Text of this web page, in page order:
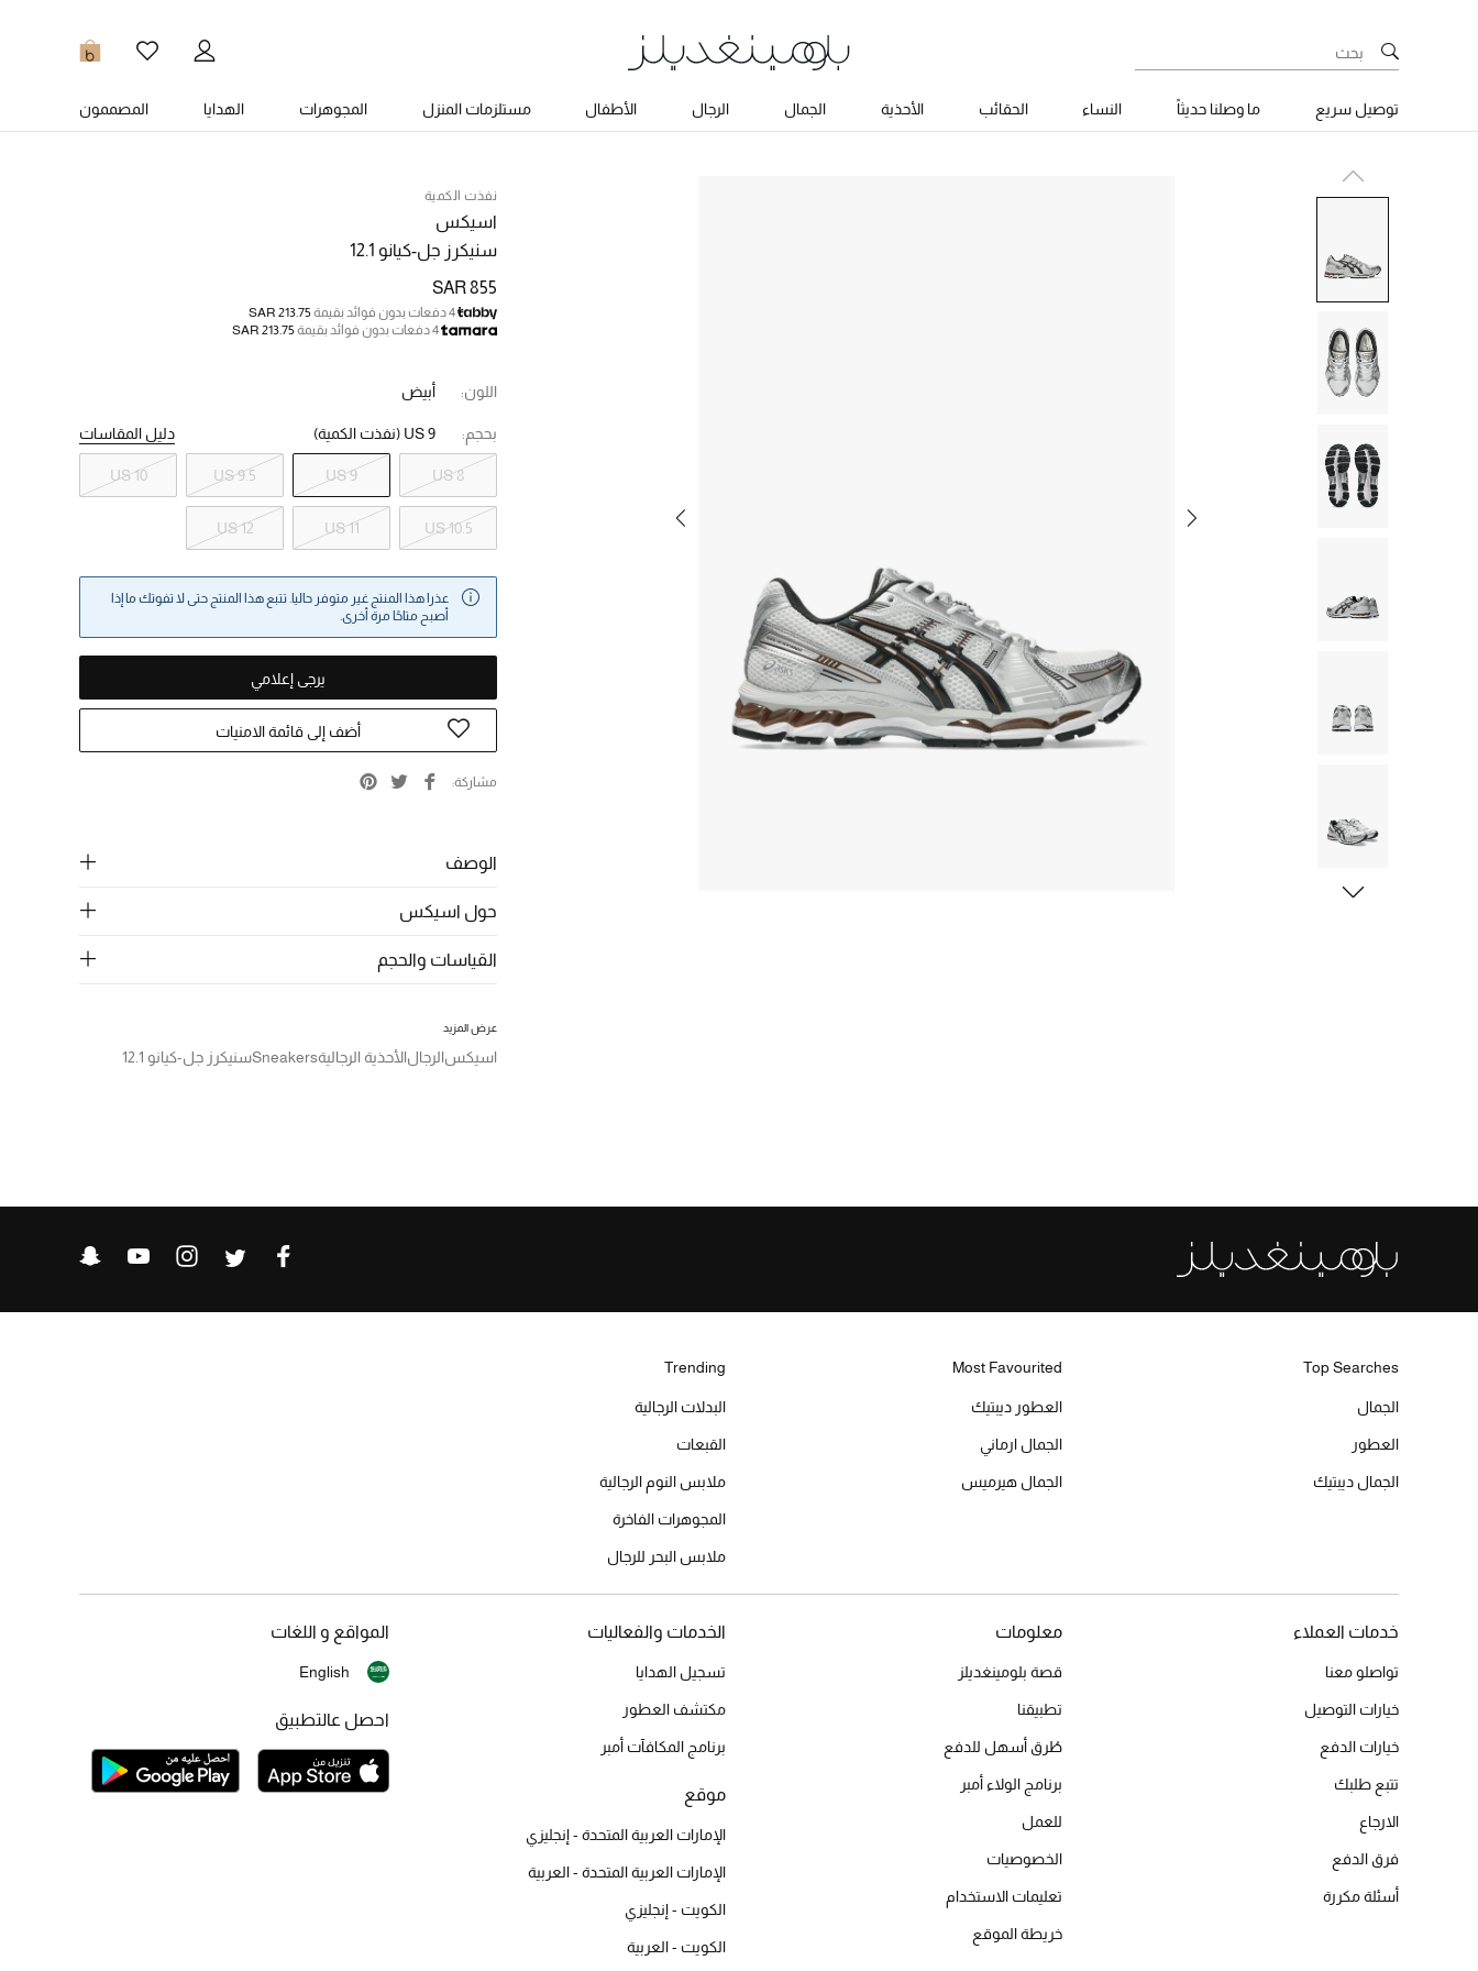
0
توصيل سريع ما وصلنا حديثاً النساء الحقائب الأحذية الجمال الرجال الأطفال مستلزمات المنزل المجوهرات الهدايا المصممون
نفذت الكمية
اسيكس
سنيكرز جل-كيانو 12.1
SAR 855
4 دفعات بدون فوائد بقيمة
SAR 213.75
4 دفعات بدون فوائد بقيمة
SAR 213.75
اللون: أبيض
بحجم: US 9 (نفذت الكمية) دليل المقاسات
US 8
US 9
US 9.5
US 10
US 10.5
US 11
US 12
عذرا هذا المنتج غير متوفر حاليا. تتبع هذا المنتج حتى لا تفوتك ما إذا
أصبح متاحًا مرة أخرى.
يرجى إعلامي
أضف إلى قائمة الامنيات
مشاركة
الوصف
حول اسيكس
القياسات والحجم
عرض المزيد
اسيكسالرجالالأحذية الرجاليةSneakersسنيكرز جل-كيانو 12.1
Top Searches
الجمال
العطور
الجمال ديبتيك
Most Favourited
العطور ديبتيك
الجمال ارماني
الجمال هيرميس
Trending
البدلات الرجالية
القبعات
ملابس النوم الرجالية
المجوهرات الفاخرة
ملابس البحر للرجال
خدمات العملاء
تواصلو معنا
خيارات التوصيل
خيارات الدفع
تتبع طلبك
الارجاع
فرق الدفع
أسئلة مكررة
معلومات
قصة بلومينغديلز
تطبيقنا
طُرق أسهل للدفع
برنامج الولاء أمبر
للعمل
الخصوصيات
تعليمات الاستخدام
خريطة الموقع
الخدمات والفعاليات
تسجيل الهدايا
مكتشف العطور
برنامج المكافآت أمبر
موقع
الإمارات العربية المتحدة - إنجليزي
الإمارات العربية المتحدة - العربية
الكويت - إنجليزي
الكويت - العربية
المواقع و اللغات
English
احصل عالتطبيق